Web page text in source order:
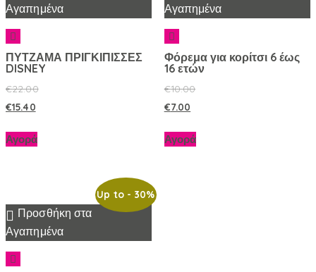
Αγαπημένα
ΠΥΤΖΑΜΑ ΠΡΙΓΚΙΠΙΣΣΕΣ
DISNEY
€22.00
€15.40
Αγορά
Αγαπημένα
Φόρεμα για κορίτσι 6 έως
16 ετών
€10.00
€7.00
Αγορά
Up to- 30%
Προσθήκη στα
Αγαπημένα